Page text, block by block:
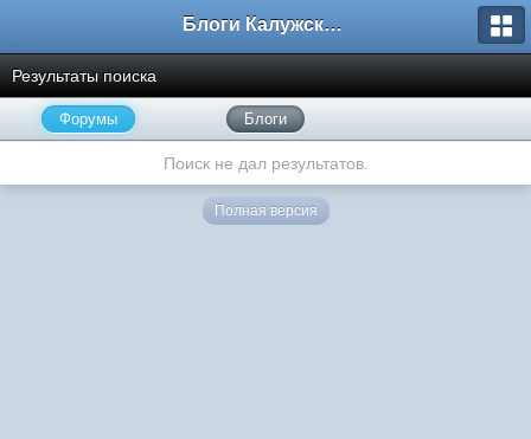
Блоги Калужского перекрестка
Результаты поиска
Форумы Блоги
Поиск не дал результатов.
Полная версия